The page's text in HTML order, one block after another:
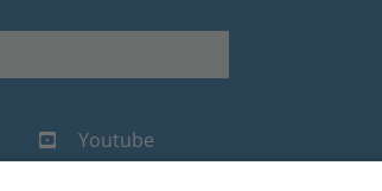
Youtube